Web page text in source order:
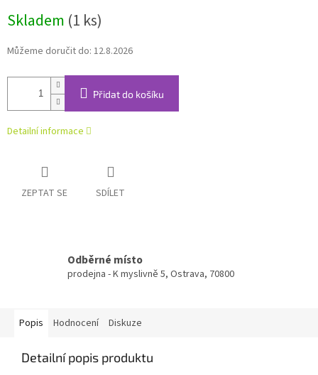
cena:
Skladem (1 ks)
Můžeme doručit do: 12.8.2026
Přidat do košíku
Detailní informace
ZEPTAT SE SDÍLET
Odběrné místo
prodejna - K myslivně 5, Ostrava, 70800
Popis Hodnocení Diskuze
Detailní popis produktu